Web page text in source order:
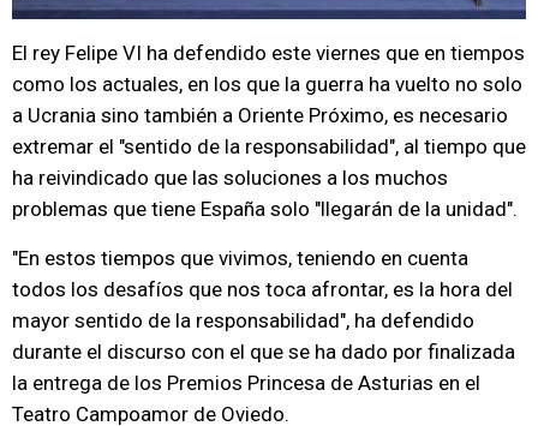
El rey Felipe VI ha defendido este viernes que en tiempos
como los actuales, en los que la guerra ha vuelto no solo
a Ucrania sino también a Oriente Próximo, es necesario
extremar el "sentido de la responsabilidad", al tiempo que
ha reivindicado que las soluciones a los muchos
problemas que tiene España solo "llegarán de la unidad".
"En estos tiempos que vivimos, teniendo en cuenta
todos los desafíos que nos toca afrontar, es la hora del
mayor sentido de la responsabilidad", ha defendido
durante el discurso con el que se ha dado por finalizada
la entrega de los Premios Princesa de Asturias en el
Teatro Campoamor de Oviedo.